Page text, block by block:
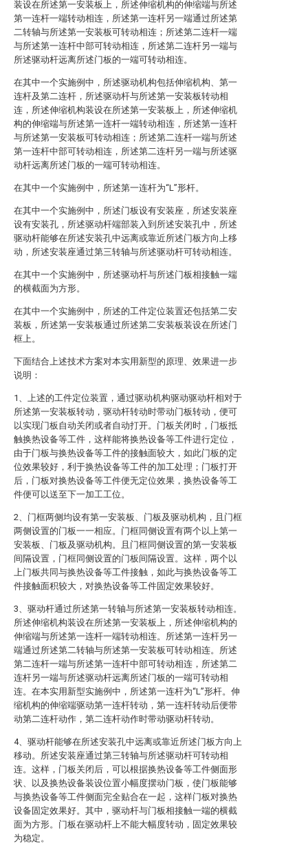
装设在所述第一安装板上，所述伸缩机构的伸缩端与所述
第一连杆一端转动相连，所述第一连杆另一端通过所述第
二转轴与所述第一安装板可转动相连；所述第二连杆一端
与所述第一连杆中部可转动相连，所述第二连杆另一端与
所述驱动杆远离所述门板的一端可转动相连。
在其中一个实施例中，所述驱动机构包括伸缩机构、第一
连杆及第二连杆，所述驱动杆与所述第一安装板转动相
连，所述伸缩机构装设在所述第一安装板上，所述伸缩机
构的伸缩端与所述第一连杆一端转动相连，所述第一连杆
与所述第一安装板可转动相连；所述第二连杆一端与所述
第一连杆中部可转动相连，所述第二连杆另一端与所述驱
动杆远离所述门板的一端可转动相连。
在其中一个实施例中，所述第一连杆为“L”形杆。
在其中一个实施例中，所述门板设有安装座，所述安装座
设有安装孔，所述驱动杆端部装入到所述安装孔中，所述
驱动杆能够在所述安装孔中远离或靠近所述门板方向上移
动，所述安装座通过第三转轴与所述驱动杆可转动相连。
在其中一个实施例中，所述驱动杆与所述门板相接触一端
的横截面为方形。
在其中一个实施例中，所述的工件定位装置还包括第二安
装板，所述第一安装板通过所述第二安装板装设在所述门
框上。
下面结合上述技术方案对本实用新型的原理、效果进一步
说明：
1、上述的工件定位装置，通过驱动机构驱动驱动杆相对于
所述第一安装板转动，驱动杆转动时带动门板转动，便可
以实现门板自动关闭或者自动打开。门板关闭时，门板抵
触换热设备等工件，这样能将换热设备等工件进行定位，
由于门板与换热设备等工件的接触面较大，如此门板的定
位效果较好，利于换热设备等工件的加工处理；门板打开
后，门板对换热设备等工件便无定位效果，换热设备等工
件便可以送至下一加工工位。
2、门框两侧均设有第一安装板、门板及驱动机构，且门框
两侧设置的门板一一相应。门框同侧设置有两个以上第一
安装板、门板及驱动机构。且门框同侧设置的第一安装板
间隔设置，门框同侧设置的门板间隔设置。这样，两个以
上门板共同与换热设备等工件接触，如此与换热设备等工
件接触面积较大，对换热设备等工件固定效果较好。
3、驱动杆通过所述第一转轴与所述第一安装板转动相连。
所述伸缩机构装设在所述第一安装板上，所述伸缩机构的
伸缩端与所述第一连杆一端转动相连。所述第一连杆另一
端通过所述第二转轴与所述第一安装板可转动相连。所述
第二连杆一端与所述第一连杆中部可转动相连，所述第二
连杆另一端与所述驱动杆远离所述门板的一端可转动相
连。在本实用新型实施例中，所述第一连杆为“L”形杆。伸
缩机构的伸缩端驱动第一连杆转动，第一连杆转动后便带
动第二连杆动作，第二连杆动作时带动驱动杆转动。
4、驱动杆能够在所述安装孔中远离或靠近所述门板方向上
移动。所述安装座通过第三转轴与所述驱动杆可转动相
连。这样，门板关闭后，可以根据换热设备等工件侧面形
状、以及换热设备装设位置小幅度摆动门板，使门板能够
与换热设备等工件侧面完全贴合在一起，这样门板对换热
设备固定效果好。其中，驱动杆与门板相接触一端的横截
面为方形。门板在驱动杆上不能大幅度转动，固定效果较
为稳定。